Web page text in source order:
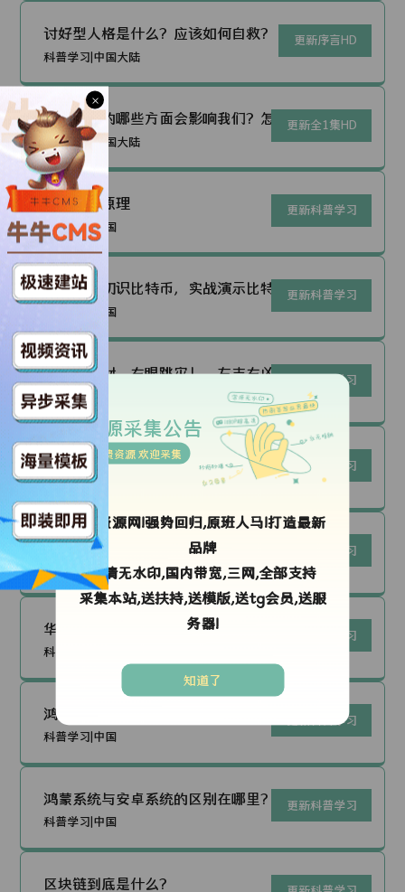
讨好型人格是什么？应该如何自救？
科普学习|中国大陆
更新序言HD
原生家庭的哪些方面会影响我们？怎么
做才能超越原生家庭呢？
科普学习|中国大陆
更新全1集HD
比特币的原理
科普学习|中国
更新科普学习
从零开始初识比特币，实战演示比特币
挖矿，新手小白也能看懂的比特币网络
科普学习|中国
更新科普学习
「左眼跳财，右眼跳灾」，左吉右凶的
说法，有道理吗？
科普学习|中国
更新科普学习
死后世界是什么样子，为什么有的人可
以看到鬼魂，鬼压床又是怎么回事？
科普学习|中国
更新科普学习
牙齿矫正到底需不需要拔智齿？牙齿矫
正拔牙与不拔牙到底有什么优缺点？
科普学习|中国
更新科普学习
华为鸿蒙next可以开始用Google软件
了！
科普学习|中国
更新科普学习
鸿蒙OS到底是不是套壳，谈困境下的
华为技术栈的选择
科普学习|中国
更新科普学习
鸿蒙系统与安卓系统的区别在哪里？
科普学习|中国
更新科普学习
区块链到底是什么？
资源采集公告
免费资源 欢迎采集
ok资源网!强势回归,原班人马!打造最新
品牌
高清无水印,国内带宽,三网,全部支持
采集本站,送扶持,送模版,送tg会员,送服
务器!
知道了
×